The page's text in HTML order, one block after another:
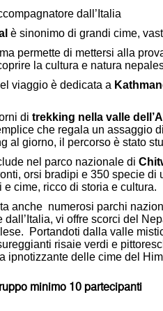
dall’Italia
è sinonimo di grandi cime,
permette di mettersi alla
la cultura e natura
viaggio è dedicata a
di trekking nella valle
che regala un assaggio
al giorno, il percorso è stato
nel parco nazionale di
orsi bradipi e 350 specie
cime, ricco di storia e cultura.
anche numerosi parchi
dall’Italia, vi offre scorci del
Portandoti dalla valle
risaie verdi e
ipnotizzante delle cime del
minimo 10 partecipanti